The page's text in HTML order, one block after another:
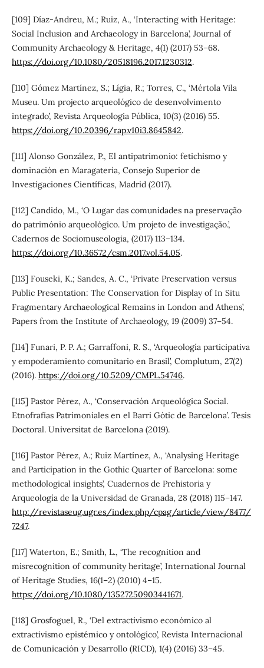
[109] Díaz-Andreu, M.; Ruiz, A., ‘Interacting with Heritage:
Social Inclusion and Archaeology in Barcelona’, Journal of
Community Archaeology & Heritage, 4(1) (2017) 53–68.
https://doi.org/10.1080/20518196.2017.1230312.
[110] Gómez Martínez, S.; Lígia, R.; Torres, C., ‘Mértola Vila
Museu. Um projecto arqueológico de desenvolvimento
integrado’, Revista Arqueologia Pública, 10(3) (2016) 55.
https://doi.org/10.20396/rap.v10i3.8645842.
[111] Alonso González, P., El antipatrimonio: fetichismo y
dominación en Maragatería, Consejo Superior de
Investigaciones Científicas, Madrid (2017).
[112] Candido, M., ‘O Lugar das comunidades na preservação
do património arqueológico. Um projeto de investigação.’,
Cadernos de Sociomuseologia, (2017) 113–134.
https://doi.org/10.36572/csm.2017.vol.54.05.
[113] Fouseki, K.; Sandes, A. C., ‘Private Preservation versus
Public Presentation: The Conservation for Display of In Situ
Fragmentary Archaeological Remains in London and Athens’,
Papers from the Institute of Archaeology, 19 (2009) 37–54.
[114] Funari, P. P. A.; Garraffoni, R. S., ‘Arqueología participativa
y empoderamiento comunitario en Brasil’, Complutum, 27(2)
(2016). https://doi.org/10.5209/CMPL.54746.
[115] Pastor Pérez, A., ‘Conservación Arqueológica Social.
Etnofrafías Patrimoniales en el Barri Gòtic de Barcelona’. Tesis
Doctoral. Universitat de Barcelona (2019).
[116] Pastor Pérez, A.; Ruiz Martínez, A., ‘Analysing Heritage
and Participation in the Gothic Quarter of Barcelona: some
methodological insights’, Cuadernos de Prehistoria y
Arqueología de la Universidad de Granada, 28 (2018) 115–147.
http://revistaseug.ugr.es/index.php/cpag/article/view/8477/
7247.
[117] Waterton, E.; Smith, L., ‘The recognition and
misrecognition of community heritage’, International Journal
of Heritage Studies, 16(1–2) (2010) 4–15.
https://doi.org/10.1080/13527250903441671.
[118] Grosfoguel, R., ‘Del extractivismo económico al
extractivismo epistémico y ontológico’, Revista Internacional
de Comunicación y Desarrollo (RICD), 1(4) (2016) 33–45.